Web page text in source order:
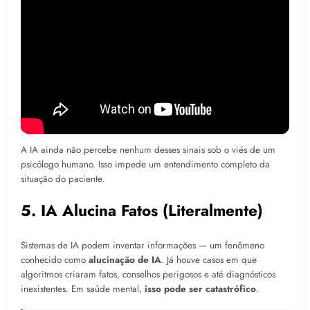
Silêncios.
Linguagem corporal.
A IA ainda não percebe nenhum desses sinais sob o viés de um
psicólogo humano. Isso impede um entendimento completo da
situação do paciente.
5. IA Alucina Fatos (Literalmente)
Sistemas de IA podem inventar informações — um fenômeno
conhecido como alucinação de IA. Já houve casos em que
algoritmos criaram fatos, conselhos perigosos e até diagnósticos
inexistentes. Em saúde mental, isso pode ser catastrófico.